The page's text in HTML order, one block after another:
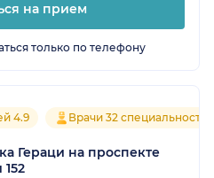
на прием
только по телефону
4.9 Врачи 32 специальностей
Гераци на проспекте
152